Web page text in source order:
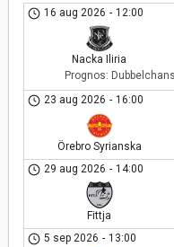
16 aug 2026 - 12:00
Nacka Iliria
Prognos:
23 aug 2026 - 16:00
Örebro Syrianska
29 aug 2026 - 14:00
Fittja
5 sep 2026 - 13:00